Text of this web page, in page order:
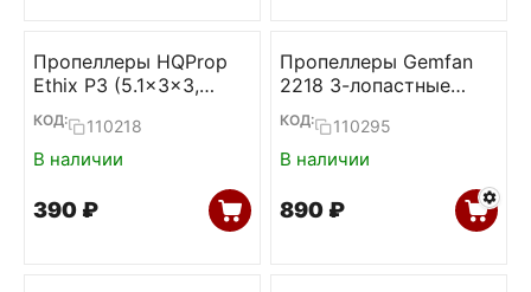
Пропеллеры HQProp
Ethix P3 (5.1x3x3,
Peanut Butter & Jelly,
2CW+2CCW)
КОД: 110218
В наличии
‍390‍ ₽
Пропеллеры Gemfan
2218 3-лопастные
1.5mm (6L+6R)
КОД: 110295
В наличии
‍890‍ ₽